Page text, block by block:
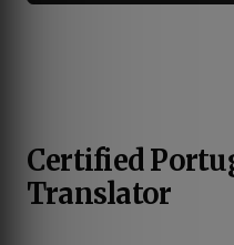
Certified
Translator